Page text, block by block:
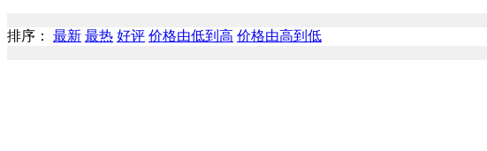
排序： 最新 最热 好评 价格由低到高 价格由高到低